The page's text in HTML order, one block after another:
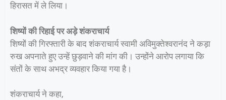
हिरासत में ले लिया।
शिष्यों की रिहाई पर अड़े शंकराचार्य
शिष्यों की गिरफ्तारी के बाद शंकराचार्य स्वामी अविमुक्तेश्वरानंद ने कड़ा
रुख अपनाते हुए उन्हें छुड़वाने की मांग की। उन्होंने आरोप लगाया कि
संतों के साथ अभद्र व्यवहार किया गया है।
शंकराचार्य ने कहा,